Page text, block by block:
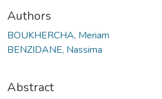
Authors
BOUKHERCHA, Meriam
BENZIDANE, Nassima
Abstract